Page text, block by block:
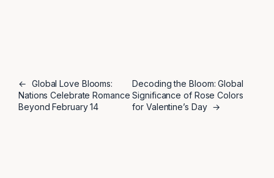
← Global Love Blooms:
Nations Celebrate Romance
Beyond February 14
Decoding the Bloom: Global
Significance of Rose Colors
for Valentine’s Day →